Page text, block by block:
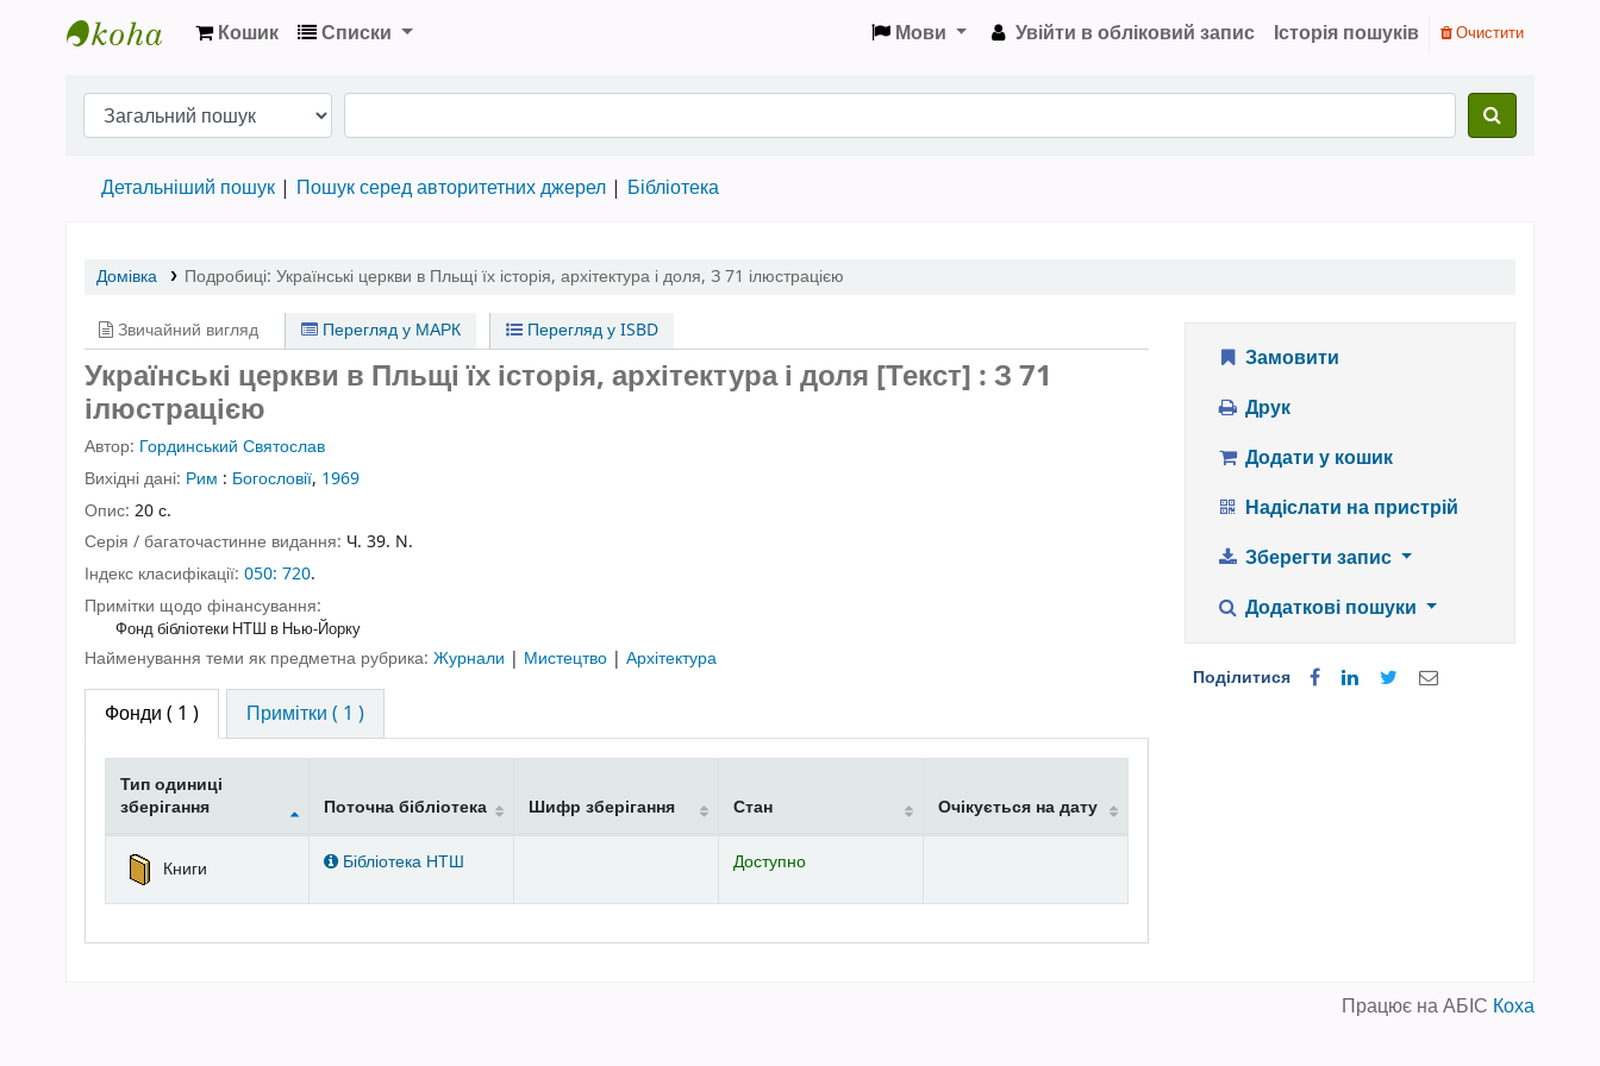
Кошик Списки Мови Увійти в обліковий запис Історія пошуків Очистити
Детальніший пошук Пошук серед авторитетних джерел Бібліотека
Домівка Подробиці: Українські церкви в Пльщі їх історія, архітектура і доля, З 71 ілюстрацією
Звичайний вигляд Перегляд у МАРК Перегляд у ISBD
Українські церкви в Пльщі їх історія, архітектура і доля [Текст] : З 71
ілюстрацією
Автор: Гординський Святослав
Вихідні дані: Рим : Богословії, 1969
Опис: 20 с.
Серія / багаточастинне видання: Ч. 39. N.
Індекс класифікації: 050: 720.
Примітки щодо фінансування:
Фонд бібліотеки НТШ в Нью-Йорку
Найменування теми як предметна рубрика: Журнали | Мистецтво | Архітектура
Фонди ( 1 ) Примітки ( 1 )
Тип одиниці
зберігання
Поточна бібліотека Шифр зберігання Стан Очікується на дату
Книги Бібліотека НТШ Доступно
Замовити
Друк
Додати у кошик
Надіслати на пристрій
Зберегти запис
Додаткові пошуки
Поділитися
Працює на АБІС Коха